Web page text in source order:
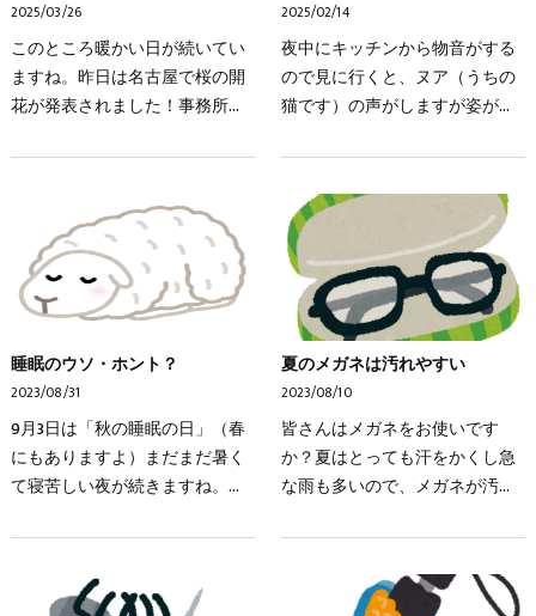
2025/03/26
このところ暖かい日が続いてい
ますね。昨日は名古屋で桜の開
花が発表されました！事務所か
の間の「オオカンザクラの並木
がてらお花見をしてい…
2025/02/14
夜中にキッチンから物音がする
ので見に行くと、ヌア（うちの
猫です）の声がしますが姿が有
ンボール箱の中から声がしま
す。夜中にダンボール箱で遊ん
でいて蓋が閉まり出られ…
睡眠のウソ・ホント？
2023/08/31
9月3日は「秋の睡眠の日」（春
にもありますよ）まだまだ暑く
て寝苦しい夜が続きますね。睡
記憶の定着など様々なことが行
われています。また日々研究が
進むなか、今まで常識…
夏のメガネは汚れやすい
2023/08/10
皆さんはメガネをお使いです
か？夏はとっても汗をかくし急
な雨も多いので、メガネが汚れ
にも花粉やホコリ、化粧品など
いろんな汚れが付着するので定
期的にきれいにしたいで…